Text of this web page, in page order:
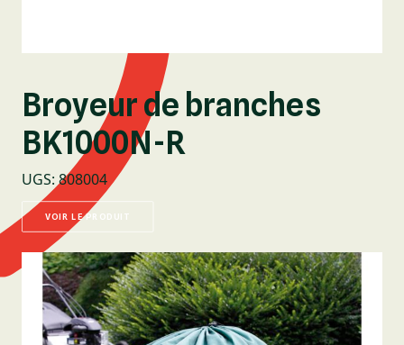
Broyeur de branches
BK1000N-R
UGS:808004
VOIR LE PRODUIT